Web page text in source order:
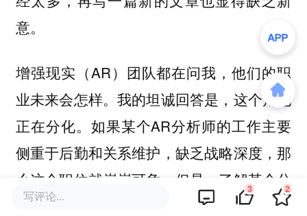
意。
增强现实（AR）团队都在问我，他们的职
业未来会怎样。我的坦诚回答是，这个角色
正在分化。如果某个AR分析师的工作主要
侧重于后勤和关系维护，缺乏战略深度，那
么这个职位就岌岌可危。但是，了解某个分
析师即使在撰写技术正面评价时，也可能对
写评论... 3 2